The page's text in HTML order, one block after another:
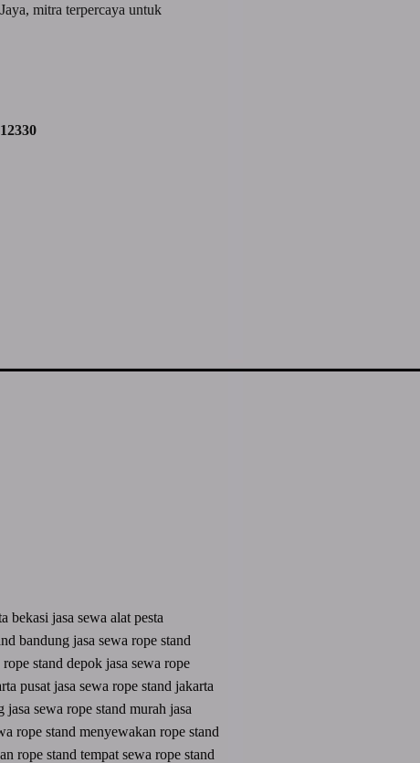
mitra terpercaya untuk
bekasijasa sewa alat pesta
bandungjasa sewa rope stand
rope stand depokjasa sewa rope
pusatjasa sewa rope stand jakarta
jasa sewa rope stand murahjasa
rope standmenyewakan rope stand
rope standtempat sewa rope stand